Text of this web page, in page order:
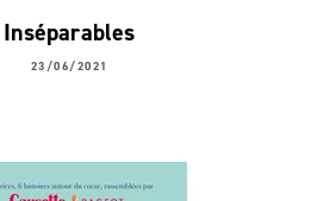
Inséparables
23/06/2021